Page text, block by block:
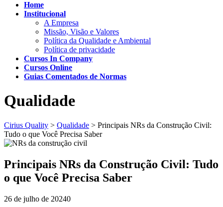
Home
Institucional
A Empresa
Missão, Visão e Valores
Política da Qualidade e Ambiental
Política de privacidade
Cursos In Company
Cursos Online
Guias Comentados de Normas
Qualidade
Cirius Quality > Qualidade > Principais NRs da Construção Civil:
Tudo o que Você Precisa Saber
Principais NRs da Construção Civil: Tudo
o que Você Precisa Saber
26 de julho de 20240